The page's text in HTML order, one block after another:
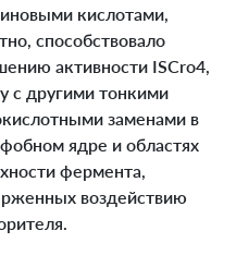
кислотами,
способствовало
активности ISCro4,
с другими тонкими
заменами в
ядре и областях
фермента,
воздействию